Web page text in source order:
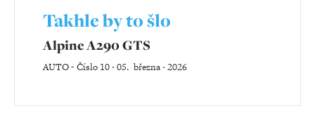
Takhle by to šlo
Alpine A290 GTS
AUTO-Číslo 10 ‧ 05. března ‧ 2026